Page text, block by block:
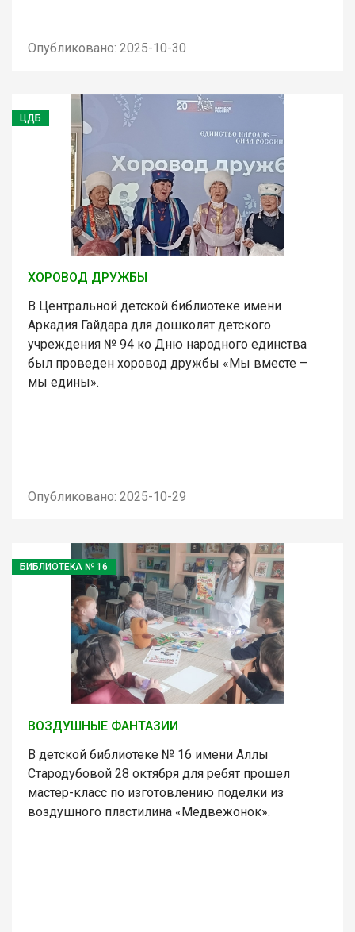
Опубликовано: 2025-10-30
ЦДБ
ХОРОВОД ДРУЖБЫ
В Центральной детской библиотеке имени
Аркадия Гайдара для дошколят детского
учреждения № 94 ко Дню народного единства
был проведен хоровод дружбы «Мы вместе –
мы едины».
Опубликовано: 2025-10-29
БИБЛИОТЕКА № 16
ВОЗДУШНЫЕ ФАНТАЗИИ
В детской библиотеке № 16 имени Аллы
Стародубовой 28 октября для ребят прошел
мастер-класс по изготовлению поделки из
воздушного пластилина «Медвежонок».